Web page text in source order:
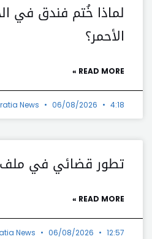
لماذا خُتم فندق في
الأحمر؟
READ MORE »
News 06/08/2026 4:18 م
تطور قضائي في
READ MORE »
News 06/08/2026 12:57 م